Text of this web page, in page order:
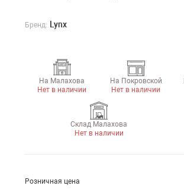
Бренд: Lynx
На Малахова
Нет в наличии
На Покровской
Нет в наличии
Склад Малахова
Нет в наличии
Розничная цена